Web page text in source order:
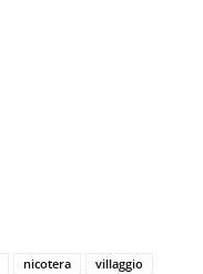
nicotera villaggio